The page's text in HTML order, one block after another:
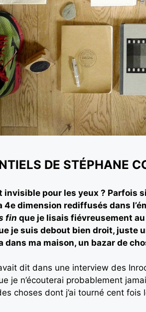
DE STÉPHANE
invisible pour les yeux ? Parfois
4e dimension rediffusés dans
fin que je lisais fiévreusement
je suis debout bien droit, juste
dans ma maison, un bazar de
dit dans une interview des
je n’écouterai probablement
choses dont j’ai tourné cent